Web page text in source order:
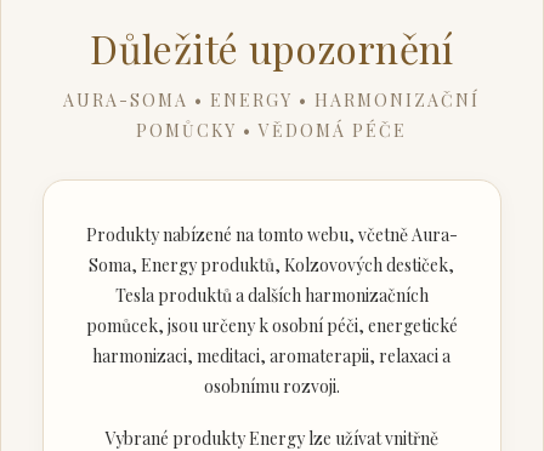
Důležité upozornění
AURA-SOMA • ENERGY • HARMONIZAČNÍ
POMŮCKY • VĚDOMÁ PÉČE
Produkty nabízené na tomto webu, včetně Aura-
Soma, Energy produktů, Kolzovových destiček,
Tesla produktů a dalších harmonizačních
pomůcek, jsou určeny k osobní péči, energetické
harmonizaci, meditaci, aromaterapii, relaxaci a
osobnímu rozvoji.
Vybrané produkty Energy lze užívat vnitřně